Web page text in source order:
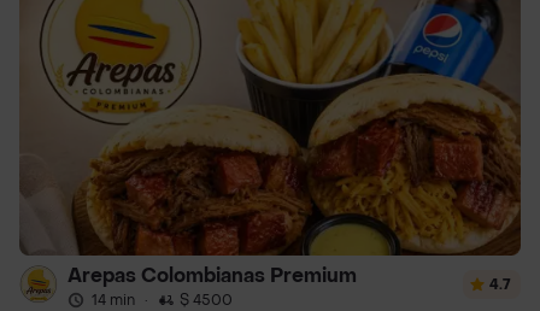
Arepas Colombianas Premium
14 min · $ 4500
4.7